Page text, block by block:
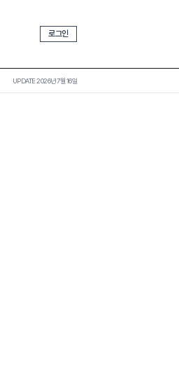
로그인
UPDATE 2026년 7월 16일